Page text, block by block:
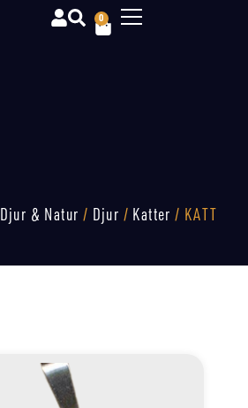
0
Djur & Natur / Djur / Katter / KATT